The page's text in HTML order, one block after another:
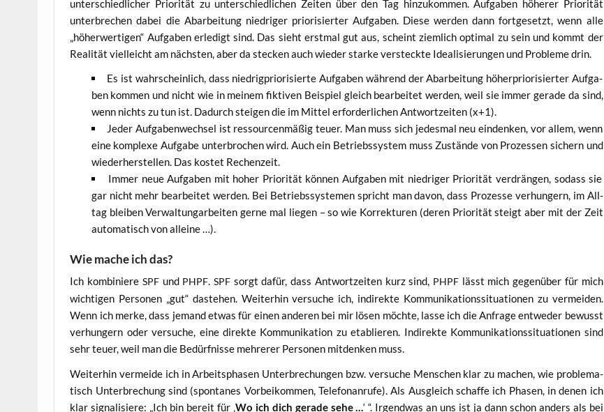
unter­schied­li­cher Prio­ri­tät zu unter­schied­li­chen Zei­ten über den Tag hin­zu­kom­men. Auf­ga­ben höhe­rer Prio­ri­tät
unter­bre­chen dabei die Abar­bei­tung nied­ri­ger prio­ri­sier­ter Auf­ga­ben. Die­se wer­den dann fort­ge­setzt, wenn alle
„höher­wer­ti­gen“ Auf­ga­ben erle­digt sind. Das sieht erst­mal gut aus, scheint ziem­lich opti­mal zu sein und kommt der
Rea­li­tät viel­leicht am nächs­ten, aber da ste­cken auch wie­der star­ke ver­steck­te Idea­li­sie­run­gen und Pro­ble­me drin.
Es ist wahr­schein­lich, dass nied­rig­prio­ri­sier­te Auf­ga­ben wäh­rend der Abar­bei­tung höher­prio­ri­sier­ter Auf­ga­
ben kom­men und nicht wie in mei­nem fik­ti­ven Bei­spiel gleich bear­bei­tet wer­den, weil sie immer gera­de da sind,
wenn nichts zu tun ist. Dadurch stei­gen die im Mit­tel erfor­der­li­chen Ant­wort­zei­ten (x+1).
Jeder Auf­ga­ben­wech­sel ist res­sour­cen­mä­ßig teu­er. Man muss sich jedes­mal neu ein­den­ken, vor allem, wenn
eine kom­ple­xe Auf­ga­be unter­bro­chen wird. Auch ein Betriebs­sys­tem muss Zustän­de von Pro­zes­sen sichern und
wie­der­her­stel­len. Das kos­tet Rechenzeit.
Immer neue Auf­ga­ben mit hoher Prio­ri­tät kön­nen Auf­ga­ben mit nied­ri­ger Prio­ri­tät ver­drän­gen, sodass sie
gar nicht mehr bear­bei­tet wer­den. Bei Betriebs­sys­te­men spricht man davon, dass Pro­zes­se ver­hun­gern, im All­
tag blei­ben Ver­walt­un­g­ar­bei­ten ger­ne mal lie­gen – so wie Kor­rek­tu­ren (deren Prio­ri­tät steigt aber mit der Zeit
auto­ma­tisch von alleine …).
Wie mache ich das?
Ich kom­bi­nie­re SPFund PHPF. SPFsorgt dafür, dass Ant­wort­zei­ten kurz sind, PHPF lässt mich gegen­über für mich
wich­ti­gen Per­so­nen „gut“ daste­hen. Wei­ter­hin ver­su­che ich, indi­rek­te Kom­mu­ni­ka­ti­ons­si­tua­tio­nen zu ver­mei­den.
Wenn ich mer­ke, dass jemand etwas für einen ande­ren bei mir lösen möch­te, las­se ich die Anfra­ge ent­we­der bewusst
ver­hun­gern oder ver­su­che, eine direk­te Kom­mu­ni­ka­ti­on zu eta­blie­ren. Indi­rek­te Kom­mu­ni­ka­ti­ons­si­tua­tio­nen sind
sehr teu­er, weil man die Bedürf­nis­se meh­re­rer Per­so­nen mit­den­ken muss.
Wei­ter­hin ver­mei­de ich in Arbeits­pha­sen Unter­bre­chun­gen bzw. ver­su­che Men­schen klar zu machen, wie pro­ble­ma­
tisch Unter­bre­chung sind (spon­ta­nes Vor­bei­kom­men, Tele­fon­an­ru­fe). Als Aus­gleich schaf­fe ich Pha­sen, in denen ich
klar signa­li­sie­re: „Ich bin bereit für ‚Wo ich dich gera­de sehe …‘ “. Irgend­was an uns ist ja dann schon anders als bei